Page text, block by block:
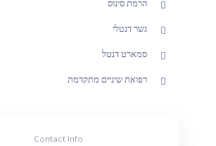
הרמת סינוס
גשר דנטלי
סמארט דנטל
רפואת שיניים מתקדמת
Contact Info